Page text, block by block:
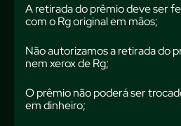
A retirada do prêmio deve ser
com o Rg original em mãos;
Não autorizamos a retirada do
nem xerox de Rg;
O prêmio não poderá ser
em dinheiro;